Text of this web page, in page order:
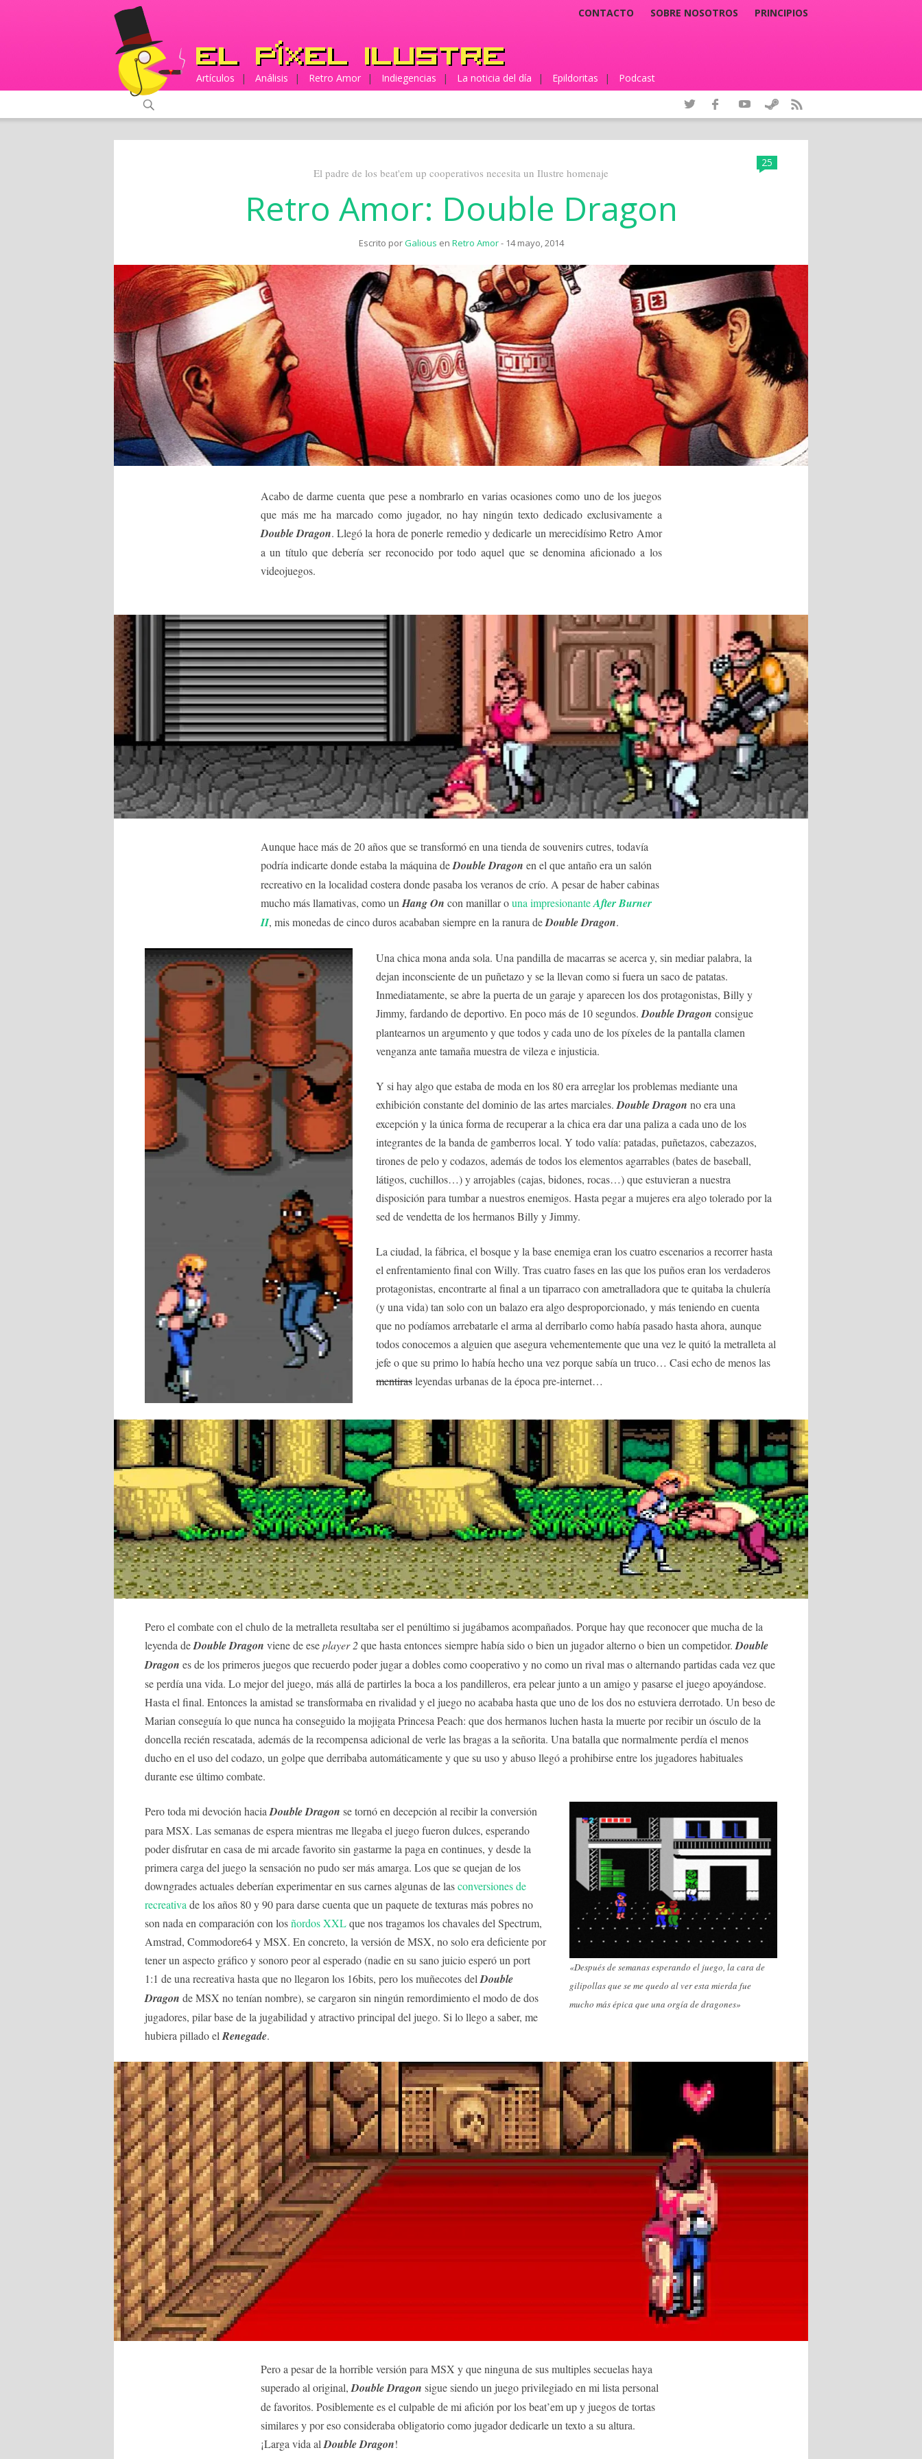
CONTACTO SOBRE NOSOTROS PRINCIPIOS
Artículos | Análisis | Retro Amor | Indiegencias | La noticia del día | Epildoritas | Podcast
25
El padre de los beat'em up cooperativos necesita un Ilustre homenaje
Retro Amor: Double Dragon
Escrito porGalious en Retro Amor- 14 mayo, 2014
Acabo de darme cuenta que pese a nombrarlo en varias ocasiones como uno de los juegos
que más me ha marcado como jugador, no hay ningún texto dedicado exclusivamente a
Double Dragon. Llegó la hora de ponerle remedio y dedicarle un merecidísimo Retro Amor
a un título que debería ser reconocido por todo aquel que se denomina aficionado a los
videojuegos.
Aunque hace más de 20 años que se transformó en una tienda de souvenirs cutres, todavía
podría indicarte donde estaba la máquina deDouble Dragon en el que antaño era un salón
recreativo en la localidad costera donde pasaba los veranos de crío. A pesar de haber cabinas
mucho más llamativas, como un Hang On con manillar ouna impresionanteAfter Burner
II, mis monedas de cinco duros acababan siempre en la ranura deDouble Dragon.
Una chica mona anda sola. Una pandilla de macarras se acerca y, sin mediar palabra, la
dejan inconsciente de un puñetazo y se la llevan como si fuera un saco de patatas.
Inmediatamente, se abre la puerta de un garaje y aparecen los dos protagonistas, Billy y
Jimmy, fardando de deportivo. En poco más de 10 segundos. Double Dragon consigue
plantearnos un argumento y que todos y cada uno de los píxeles de la pantalla clamen
venganza ante tamaña muestra de vileza e injusticia.
Y si hay algo que estaba de moda en los 80 era arreglar los problemas mediante una
exhibición constante del dominio de las artes marciales. Double Dragon no era una
excepción y la única forma de recuperar a la chica era dar una paliza a cada uno de los
integrantes de la banda de gamberros local. Y todo valía: patadas, puñetazos, cabezazos,
tirones de pelo y codazos, además de todos los elementos agarrables (bates de baseball,
látigos, cuchillos…) y arrojables (cajas, bidones, rocas…) que estuvieran a nuestra
disposición para tumbar a nuestros enemigos. Hasta pegar a mujeres era algo tolerado por la
sed de vendetta de los hermanos Billy y Jimmy.
La ciudad, la fábrica, el bosque y la base enemiga eran los cuatro escenarios a recorrer hasta
el enfrentamiento final con Willy. Tras cuatro fases en las que los puños eran los verdaderos
protagonistas, encontrarte al final a un tiparraco con ametralladora que te quitaba la chulería
(y una vida) tan solo con un balazo era algo desproporcionado, y más teniendo en cuenta
que no podíamos arrebatarle el arma al derribarlo como había pasado hasta ahora, aunque
todos conocemos a alguien que asegura vehementemente que una vez le quitó la metralleta al
jefe o que su primo lo había hecho una vez porque sabía un truco… Casi echo de menos las
mentirasleyendas urbanas de la época pre-internet…
Pero el combate con el chulo de la metralleta resultaba ser el penúltimo si jugábamos acompañados. Porque hay que reconocer que mucha de la
leyenda deDouble Dragon viene de eseplayer 2que hasta entonces siempre había sido o bien un jugador alterno o bien un competidor.Double
Dragon es de los primeros juegos que recuerdo poder jugar a dobles como cooperativo y no como un rival mas o alternando partidas cada vez que
se perdía una vida. Lo mejor del juego, más allá de partirles la boca a los pandilleros, era pelear junto a un amigo y pasarse el juego apoyándose.
Hasta el final. Entonces la amistad se transformaba en rivalidad y el juego no acababa hasta que uno de los dos no estuviera derrotado. Un beso de
Marian conseguía lo que nunca ha conseguido la mojigata Princesa Peach: que dos hermanos luchen hasta la muerte por recibir un ósculo de la
doncella recién rescatada, además de la recompensa adicional de verle las bragas a la señorita. Una batalla que normalmente perdía el menos
ducho en el uso del codazo, un golpe que derribaba automáticamente y que su uso y abuso llegó a prohibirse entre los jugadores habituales
durante ese último combate.
«Después de semanas esperando el juego, la cara de
gilipollas que se me quedo al ver esta mierda fue
mucho más épica que una orgía de dragones»
Pero toda mi devoción haciaDouble Dragon se tornó en decepción al recibir la conversión
para MSX. Las semanas de espera mientras me llegaba el juego fueron dulces, esperando
poder disfrutar en casa de mi arcade favorito sin gastarme la paga en continues, y desde la
primera carga del juego la sensación no pudo ser más amarga. Los que se quejan de los
downgrades actuales deberían experimentar en sus carnes algunas de lasconversiones de
recreativade los años 80 y 90 para darse cuenta que un paquete de texturas más pobres no
son nada en comparación con losñordos XXLque nos tragamos los chavales del Spectrum,
Amstrad, Commodore64 y MSX. En concreto, la versión de MSX, no solo era deficiente por
tener un aspecto gráfico y sonoro peor al esperado (nadie en su sano juicio esperó un port
1:1 de una recreativa hasta que no llegaron los 16bits, pero los muñecotes delDouble
Dragon de MSX no tenían nombre), se cargaron sin ningún remordimiento el modo de dos
jugadores, pilar base de la jugabilidad y atractivo principal del juego. Si lo llego a saber, me
hubiera pillado elRenegade.
Pero a pesar de la horrible versión para MSX y que ninguna de sus multiples secuelas haya
superado al original,Double Dragon sigue siendo un juego privilegiado en mi lista personal
de favoritos. Posiblemente es el culpable de mi afición por los beat’em up y juegos de tortas
similares y por eso consideraba obligatorio como jugador dedicarle un texto a su altura.
¡Larga vida alDouble Dragon!